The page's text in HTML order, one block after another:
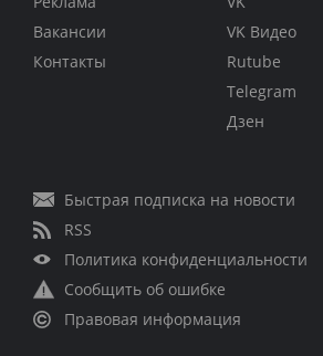
Вакансии
Контакты
VK Видео
Rutube
Telegram
Дзен
Быстрая подписка на новости
RSS
Политика конфиденциальности
Сообщить об ошибке
Правовая информация